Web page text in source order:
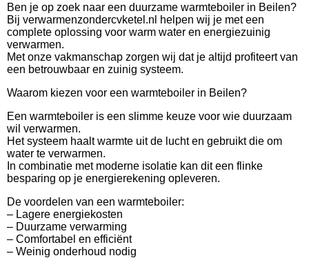
Ben je op zoek naar een duurzame warmteboiler in Beilen?
Bij verwarmenzondercvketel.nl helpen wij je met een
complete oplossing voor warm water en energiezuinig
verwarmen.
Met onze vakmanschap zorgen wij dat je altijd profiteert van
een betrouwbaar en zuinig systeem.
Waarom kiezen voor een warmteboiler in Beilen?
Een warmteboiler is een slimme keuze voor wie duurzaam
wil verwarmen.
Het systeem haalt warmte uit de lucht en gebruikt die om
water te verwarmen.
In combinatie met moderne isolatie kan dit een flinke
besparing op je energierekening opleveren.
De voordelen van een warmteboiler:
– Lagere energiekosten
– Duurzame verwarming
– Comfortabel en efficiënt
– Weinig onderhoud nodig